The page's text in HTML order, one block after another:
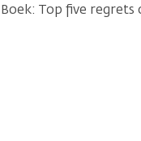
Boek: Top five